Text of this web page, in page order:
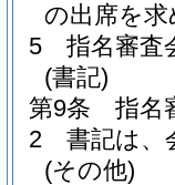
の出席を
5
指名審査
(書記)
第9条
指名
2
書記は、
(その他)